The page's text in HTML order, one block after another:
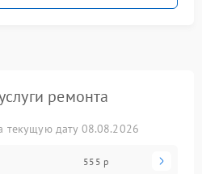
ремонта
текущую дату 08.08.2026
555 р